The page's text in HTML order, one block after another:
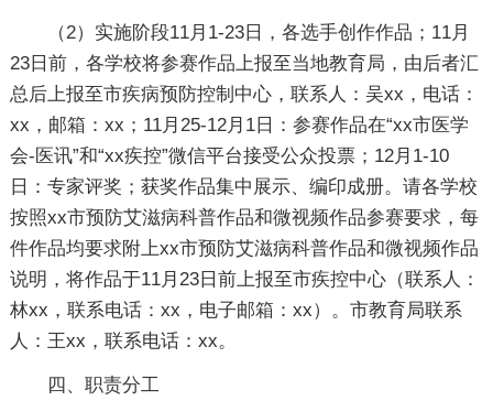
（2）实施阶段11月1-23日，各选手创作作品；11月
23日前，各学校将参赛作品上报至当地教育局，由后者汇
总后上报至市疾病预防控制中心，联系人：吴xx，电话：
xx，邮箱：xx；11月25-12月1日：参赛作品在“xx市医学
会-医讯”和“xx疾控”微信平台接受公众投票；12月1-10
日：专家评奖；获奖作品集中展示、编印成册。请各学校
按照xx市预防艾滋病科普作品和微视频作品参赛要求，每
件作品均要求附上xx市预防艾滋病科普作品和微视频作品
说明，将作品于11月23日前上报至市疾控中心（联系人：
林xx，联系电话：xx，电子邮箱：xx）。市教育局联系
人：王xx，联系电话：xx。
四、职责分工